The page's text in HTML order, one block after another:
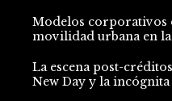
Modelos corporativos
movilidad urbana en
La escena post-
New Day y la